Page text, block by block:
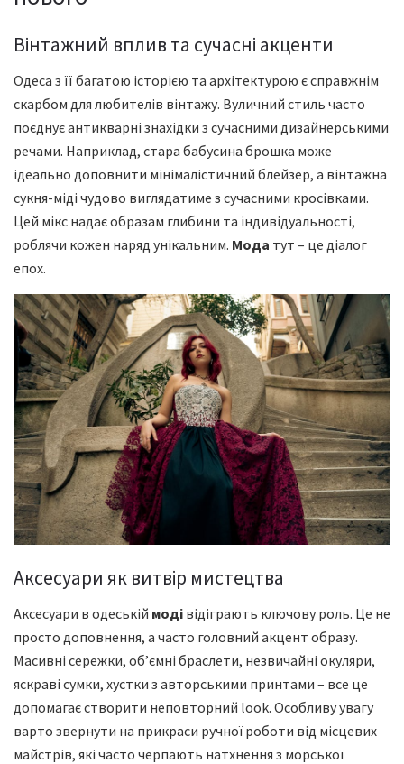
Вінтажний вплив та сучасні акценти
Одеса з її багатою історією та архітектурою є справжнім
скарбом для любителів вінтажу. Вуличний стиль часто
поєднує антикварні знахідки з сучасними дизайнерськими
речами. Наприклад, стара бабусина брошка може
ідеально доповнити мінімалістичний блейзер, а вінтажна
сукня-міді чудово виглядатиме з сучасними кросівками.
Цей мікс надає образам глибини та індивідуальності,
роблячи кожен наряд унікальним. Мода тут – це діалог
епох.
Аксесуари як витвір мистецтва
Аксесуари в одеській моді відіграють ключову роль. Це не
просто доповнення, а часто головний акцент образу.
Масивні сережки, об’ємні браслети, незвичайні окуляри,
яскраві сумки, хустки з авторськими принтами – все це
допомагає створити неповторний look. Особливу увагу
варто звернути на прикраси ручної роботи від місцевих
майстрів, які часто черпають натхнення з морської